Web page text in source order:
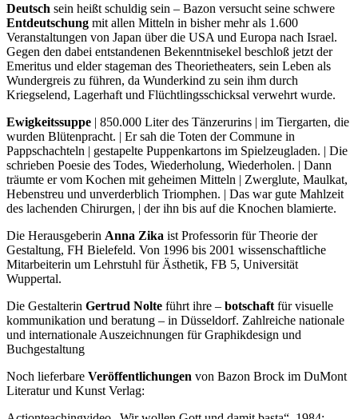
Deutsch sein heißt schuldig sein – Bazon versucht seine schwere
Entdeutschung mit allen Mitteln in bisher mehr als 1.600
Veranstaltungen von Japan über die USA und Europa nach Israel.
Gegen den dabei entstandenen Bekenntnisekel beschloß jetzt der
Emeritus und elder stageman des Theorietheaters, sein Leben als
Wundergreis zu führen, da Wunderkind zu sein ihm durch
Kriegselend, Lagerhaft und Flüchtlingsschicksal verwehrt wurde.
Ewigkeitssuppe | 850.000 Liter des Tänzerurins | im Tiergarten, die
wurden Blütenpracht. | Er sah die Toten der Commune in
Pappschachteln | gestapelte Puppenkartons im Spielzeugladen. | Die
schrieben Poesie des Todes, Wiederholung, Wiederholen. | Dann
träumte er vom Kochen mit geheimen Mitteln | Zwerglute, Maulkat,
Hebenstreu und unverderblich Triomphen. | Das war gute Mahlzeit
des lachenden Chirurgen, | der ihn bis auf die Knochen blamierte.
Die Herausgeberin Anna Zika ist Professorin für Theorie der
Gestaltung, FH Bielefeld. Von 1996 bis 2001 wissenschaftliche
Mitarbeiterin um Lehrstuhl für Ästhetik, FB 5, Universität
Wuppertal.
Die Gestalterin Gertrud Nolte führt ihre – botschaft für visuelle
kommunikation und beratung – in Düsseldorf. Zahlreiche nationale
und internationale Auszeichnungen für Graphikdesign und
Buchgestaltung
Noch lieferbare Veröffentlichungen von Bazon Brock im DuMont
Literatur und Kunst Verlag: